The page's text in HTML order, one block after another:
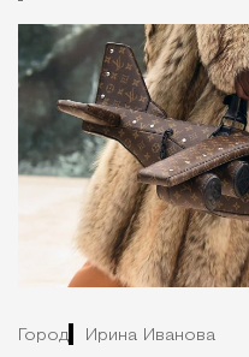
Город Ирина Иванова